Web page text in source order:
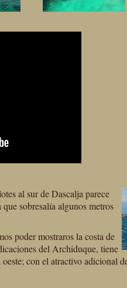
al sur de Dascalja parece
sobresalía algunos metros
poder mostraros la costa de
del Archiduque, tiene
con el atractivo adicional